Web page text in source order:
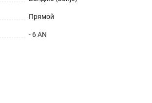
Прямой
- 6 AN